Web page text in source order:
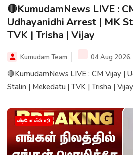
🔴KumudamNews LIVE :
Udhayanidhi Arrest | MK
TVK | Trisha | Vijay
Kumudam Team 04 Aug
🔴KumudamNews LIVE : CM Vijay |
Stalin | Mekedatu | TVK | Trisha | Vijay
வீடியோ ஸ்டோரி